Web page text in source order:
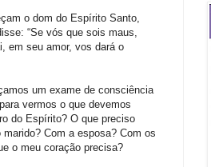
o dom do Espírito Santo,
“Se vós que sois maus,
em seu amor, vos dará o
um exame de consciência
vermos o que devemos
do Espírito? O que preciso
Com a esposa? Com os
o meu coração precisa?